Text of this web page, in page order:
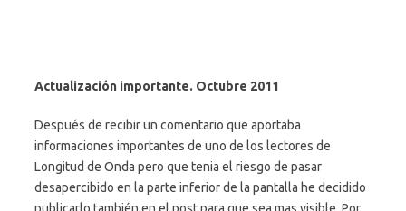
Actualización importante. Octubre 2011
Después de recibir un comentario que aportaba
informaciones importantes de uno de los lectores de
Longitud de Onda pero que tenia el riesgo de pasar
desapercibido en la parte inferior de la pantalla he decidido